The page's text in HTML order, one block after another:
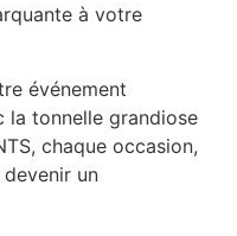
à votre
événement
la tonnelle grandiose
chaque occasion,
un